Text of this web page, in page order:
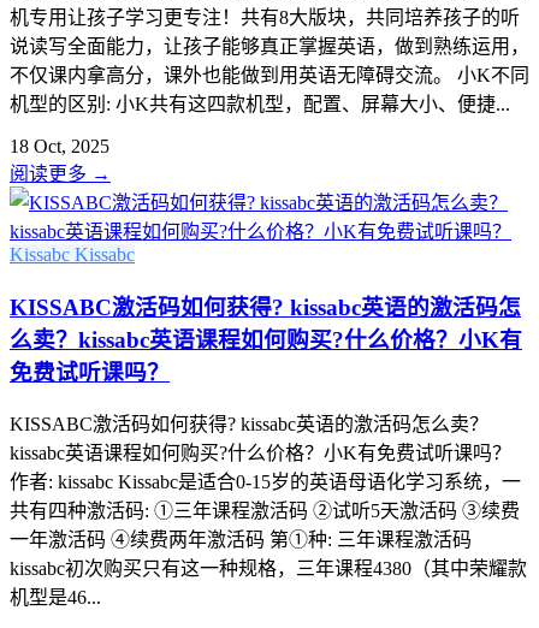
机专用让孩子学习更专注！共有8大版块，共同培养孩子的听
说读写全面能力，让孩子能够真正掌握英语，做到熟练运用，
不仅课内拿高分，课外也能做到用英语无障碍交流。 小K不同
机型的区别: 小K共有这四款机型，配置、屏幕大小、便捷...
18 Oct, 2025
阅读更多 →
Kissabc Kissabc
KISSABC激活码如何获得? kissabc英语的激活码怎
么卖？kissabc英语课程如何购买?什么价格？小K有
免费试听课吗？
KISSABC激活码如何获得? kissabc英语的激活码怎么卖？
kissabc英语课程如何购买?什么价格？小K有免费试听课吗？
作者: kissabc Kissabc是适合0-15岁的英语母语化学习系统，一
共有四种激活码: ①三年课程激活码 ②试听5天激活码 ③续费
一年激活码 ④续费两年激活码 第①种: 三年课程激活码
kissabc初次购买只有这一种规格，三年课程4380（其中荣耀款
机型是46...